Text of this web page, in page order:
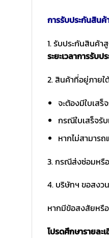
การรับประกันสิน
1. รับประกันสินค้า
ระยะเวลาการรับ
2. สินค้าที่อยู่ภายใ
จะต้องมีใบเส
กรณีใบเสร็จรั
หากไม่สามาร
3. กรณีส่งซ่อมหรื
4. บริษัทฯ ขอสงว
หากมีข้อสงสัยหรื
โปรดศึกษารายละ